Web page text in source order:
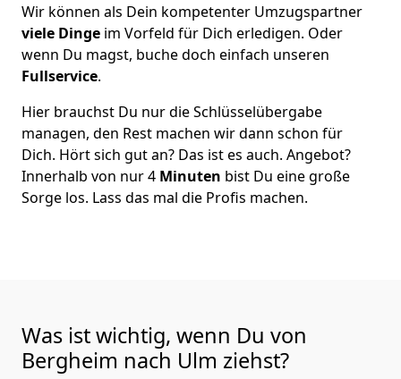
Wir können als Dein kompetenter Umzugspartner
viele Dinge im Vorfeld für Dich erledigen. Oder
wenn Du magst, buche doch einfach unseren
Fullservice.
Hier brauchst Du nur die Schlüsselübergabe
managen, den Rest machen wir dann schon für
Dich. Hört sich gut an? Das ist es auch. Angebot?
Innerhalb von nur 4 Minuten bist Du eine große
Sorge los. Lass das mal die Profis machen.
Was ist wichtig, wenn Du von
Bergheim nach Ulm ziehst?